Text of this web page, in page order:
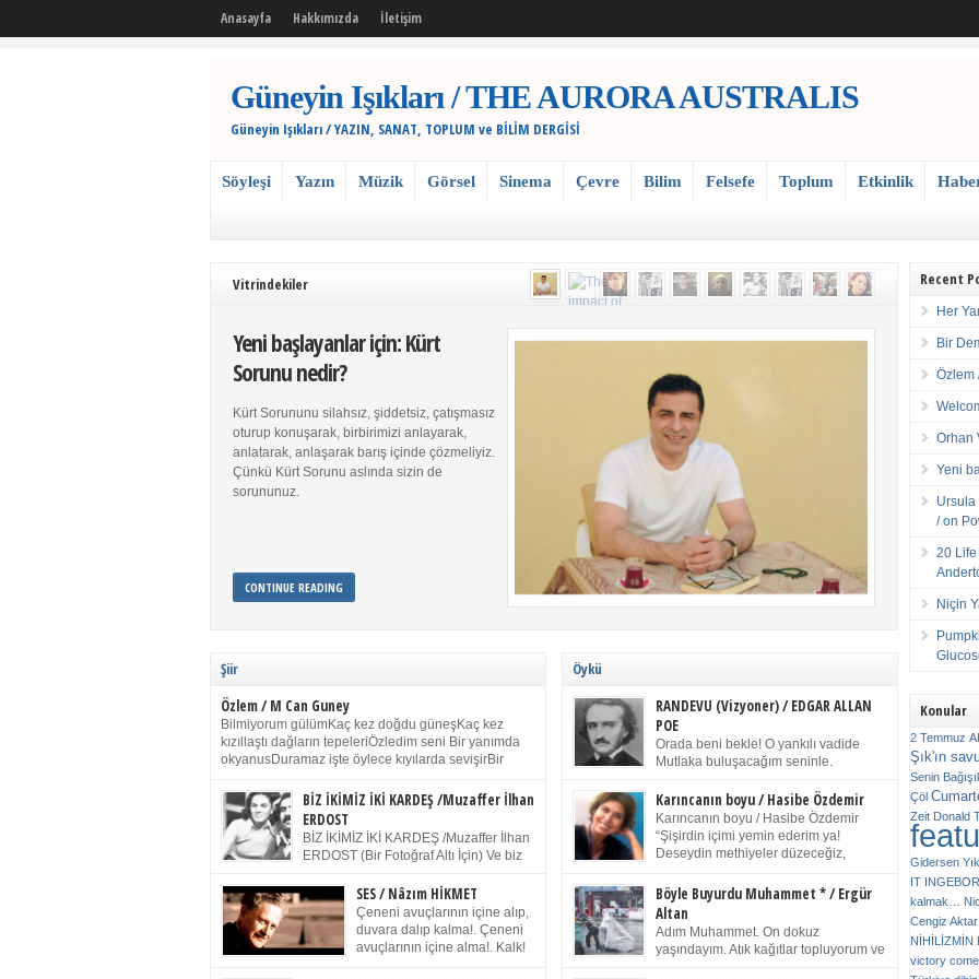
Anasayfa Hakkımızda İletişim
Güneyin Işıkları / THE AURORA AUSTRALIS
Güneyin Işıkları / YAZIN, SANAT, TOPLUM ve BİLİM DERGİSİ
Söyleşi Yazın Müzik Görsel Sinema Çevre Bilim Felsefe Toplum Etkinlik
Vitrindekiler
Yeni başlayanlar için: Kürt
Sorunu nedir?
Kürt Sorununu silahsız, şiddetsiz, çatışmasız
oturup konuşarak, birbirimizi anlayarak,
anlatarak, anlaşarak barış içinde çözmeliyiz.
Çünkü Kürt Sorunu aslında sizin de
sorununuz.
CONTINUE READING
Şiir
Özlem / M Can Guney
Bilmiyorum gülümKaç kez doğdu güneşKaç kez
kızıllaştı dağların tepeleriÖzledim seni Bir yanımda
okyanusDuramaz işte öylece kıyılarda sevişirBir
dururSokulur yalnızlığıma kokun olur Gözlerim bir
buruk gülümsemeDudağımda buğusu
öpüşlerinGeceler boyuÖzledim seni 2004 Haziran
Sydney / Toplumsal Kaynak / Memduh Güney
BİZ İKİMİZ İKİ KARDEŞ /Muzaffer İlhan
ERDOST
BİZ İKİMİZ İKİ KARDEŞ /Muzaffer İlhan
ERDOST (Bir Fotoğraf Altı İçin) Ve biz
Duracağız Fotoğrafımızda durduğumuz gibi Benim
ellerimde kelepçe Yüzümde yapay bir gülüş
(Kelepçeyi yadırgamanın gülüşü belki İlk kez olduğu
için Sonra alıştım Ve unuttum sonra kelepçeyi
SES / Nâzım HİKMET
Çeneni avuçlarının içine alıp,
duvara dalıp kalma!. Çeneni
avuçlarının içine alma!. Kalk!
Öykü
RANDEVU (Vizyoner) / EDGAR ALLAN
POE
Orada beni bekle! O yankılı vadide
Mutlaka buluşacağım seninle.
karısının ölümü üstüne yazdığı ağıt.) Talihsiz ve
gizemli adam! – Sen ki kendi hayal gücünün
parlaklığıyla afalladın, gençliğinin alevleri arasına
düştün! Hayalimde seni tekrar görüyorum! Bir kez
olduğun gibi değil soğuk vadide ve gölgelerin […]
Karıncanın boyu / Hasibe Özdemir
Karıncanın boyu / Hasibe Özdemir
“Şişirdin içimi yemin ederim ya!
Deseydin methiyeler düzeceğiz,
titriyor. “Sana gel demedim kızım.” diyorum sakince.
“Takıldın peşime madem, ne duyarsan
katlanacaksın.” Bir sigara yakıyor. Başını yana yatırıp,
bezmiş annelerin yılgın bakışıyla süzüyor beni.
Kaşlarımı kaldırıp ona bakıyorum ben de. Pes ediyor.
Böyle Buyurdu Muhammet * / Ergür
Altan
Adım Muhammet. On dokuz
yaşındayım. Atık kağıtlar topluyorum ve
Recent
Her
Bir
Özlem
Orhan
Yeni
Ursula
/ on
20
Niçin
Konular
2 Temmuz
Şık'ın
Senin
Çöl
Zeit Donald
Gidersen
IT
kalmak…
Cengiz Aktar
NİHİLİZMİN
victory